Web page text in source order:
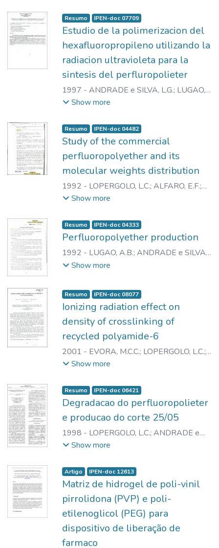
Resumo IPEN-doc 07709
Estudio de la polimerizacion del
hexafluoropropileno utilizando la
radiacion ultravioleta para la
sintesis del perfluropolieter
1997 - ANDRADE e SILVA, L.G.; LUGAO,
A.B.;DIAS, D.B.
Show more
Resumo IPEN-doc 04482
Study of the commercial
perfluoropolyether and its
molecular weights distribution
1992 - LOPERGOLO, L.C.; ALFARO, E.F.;
ANDRADE e SILVA, L.G.
Show more
Resumo IPEN-doc 04333
Perfluoropolyether production
1992 - LUGAO, A.B.; ANDRADE e SILVA,
L.G.;CASTRO, A.R.M.
Show more
Resumo IPEN-doc 08077
Ionizing radiation effect on
density of crosslinking of
recycled polyamide-6
2001 - EVORA, M.C.C.; LOPERGOLO, L.C.;
WIEBECK, H.;
Show more
Resumo IPEN-doc 06421
Degradacao do perfluoropolieter
e producao do corte 25/05
1998 - LOPERGOLO, L.C.; ANDRADE e
SILVA, L.G.;LUGAO, A.B.
Show more
Artigo IPEN-doc 12613
Matriz de hidrogel de poli-vinil
pirrolidona (PVP) e poli-
etilenoglicol (PEG) para
dispositivo de liberação de
farmaco